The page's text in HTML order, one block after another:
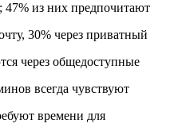
47% из них предпочитают
30% через приватный
через общедоступные
всегда чувствуют
времени для